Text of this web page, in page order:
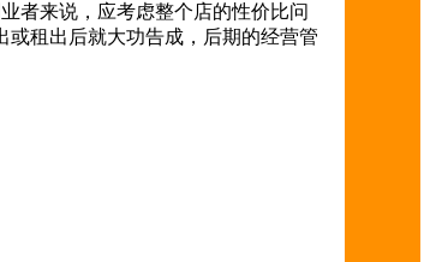
者来说，应考虑整个店的性价比问
租出后就大功告成，后期的经营管